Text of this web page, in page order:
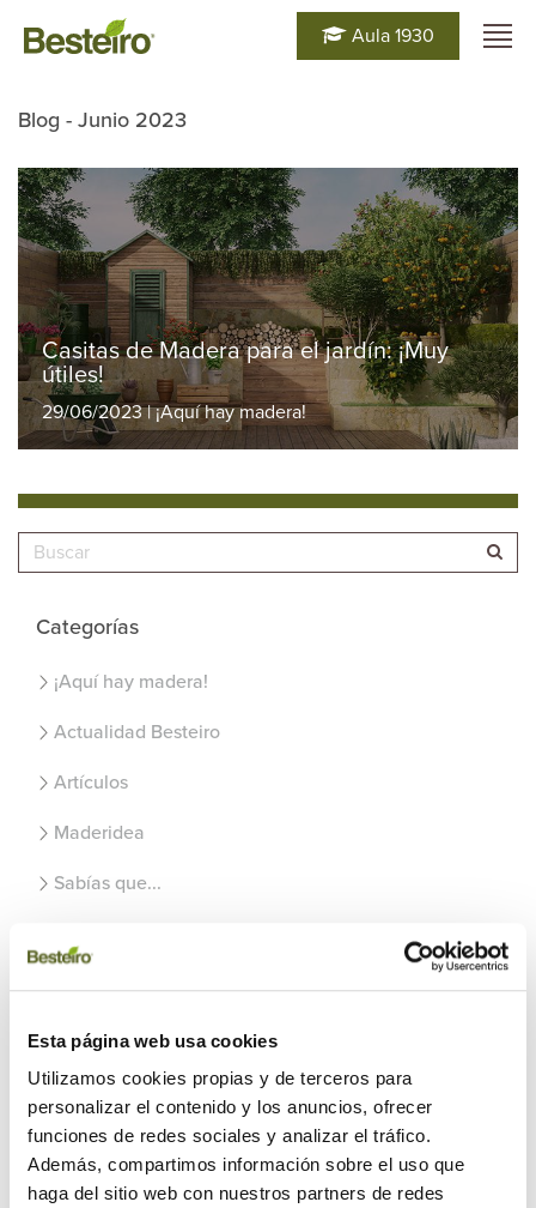
Esta página web usa cookies
Utilizamos cookies propias y de terceros para
personalizar el contenido y los anuncios, ofrecer
funciones de redes sociales y analizar el tráfico.
Además, compartimos información sobre el uso que
haga del sitio web con nuestros partners de redes
Aula 1930
Blog - Junio 2023
Casitas de Madera para el jardín: ¡Muy
útiles!
29/06/2023 | ¡Aquí hay madera!
Categorías
¡Aquí hay madera!
Actualidad Besteiro
Artículos
Maderidea
Sabías que...
Usos de la madera en el exterior del hogar
Revestimientos de madera para fachadas con estilo
Maximizando el espacio: Armarios y cajones debajo de
las escaleras